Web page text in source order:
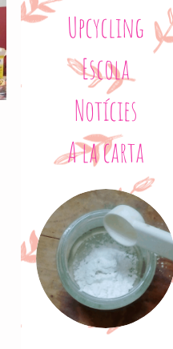
Upcycling
Escola
Notícies
A la carta